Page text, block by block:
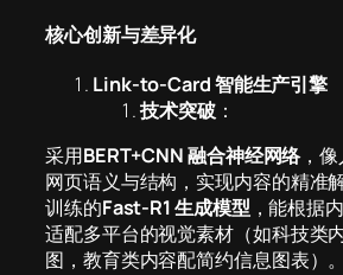
核心创新与差异化
Link-to-Card 智能生产引擎
技术突破：
采用BERT+CNN 融合神经网络，像
网页语义与结构，实现内容的精准
训练的Fast-R1 生成模型 ，能根据
适配多平台的视觉素材（如科技类
图，教育类内容配简约信息图表）。